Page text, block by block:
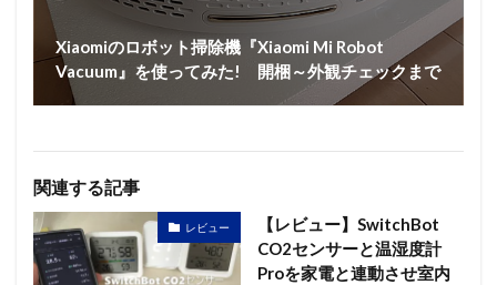
Xiaomiのロボット掃除機『Xiaomi Mi Robot
Vacuum』を使ってみた! 開梱～外観チェックまで
関連する記事
レビュー
【レビュー】SwitchBot
CO2センサーと温湿度計
Proを家電と連動させ室内